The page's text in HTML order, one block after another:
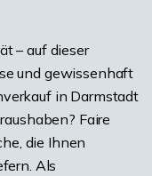
– auf dieser
und gewissenhaft
in Darmstadt
Faire
die Ihnen
Als